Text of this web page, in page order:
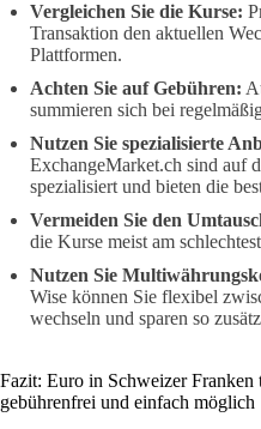
Vergleichen Sie die Kurse:
Transaktion den aktuellen
Plattformen.
Achten Sie auf Gebühren:
summieren sich bei
Nutzen Sie spezialisierte
ExchangeMarket.ch sind auf
spezialisiert und bieten die
Vermeiden Sie den
die Kurse meist am
Nutzen Sie
Wise können Sie flexibel
wechseln und sparen so
Fazit: Euro in Schweizer Franken
gebührenfrei und einfach möglich